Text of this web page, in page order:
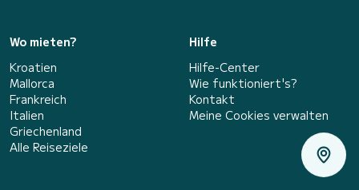
Wo mieten?
Kroatien
Mallorca
Frankreich
Italien
Griechenland
Alle Reiseziele
Hilfe
Hilfe-Center
Wie funktioniert's?
Kontakt
Meine Cookies verwalten